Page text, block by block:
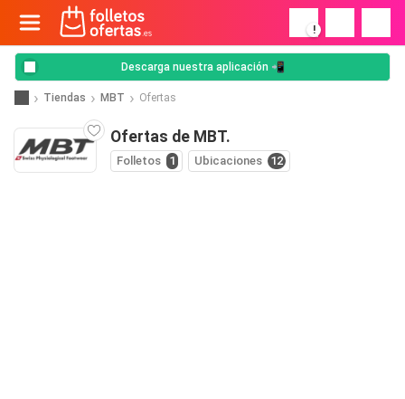
!
Descarga nuestra aplicación 📲
Tiendas MBT Ofertas
Ofertas de MBT.
Folletos 1 Ubicaciones 12